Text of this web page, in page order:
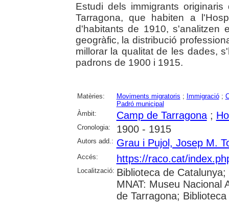
Estudi dels immigrants
Tarragona, que habiten a
d'habitants de 1910, s'analitzen
geogràfic, la distribució
millorar la qualitat de les dades,
padrons de 1900 i 1915.
Matèries: Moviments migratoris ; Immigració;
Padró municipal
Àmbit:
Camp de Tarragona;
Cronologia: 1900 - 1915
Autors add.: Grau i Pujol, Josep M.
Accés: https://raco.cat/
Localització: Biblioteca de
MNAT: Museu Nacional
de Tarragona;